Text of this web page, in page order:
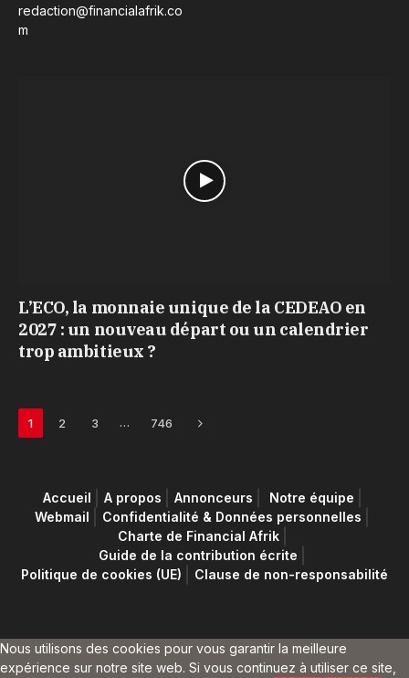
redaction@financialafrik.co
m
L’ECO, la monnaie unique de la CEDEAO en
2027 : un nouveau départ ou un calendrier
trop ambitieux ?
1 2 3 … 746 Next
Accueil A propos Annonceurs
Notre équipe
Webmail
Confidentialité & Données personnelles
Charte de Financial Afrik
Guide de la contribution écrite
Politique de cookies (UE)
Clause de non-responsabilité
Nous utilisons des cookies pour vous garantir la meilleure
expérience sur notre site web. Si vous continuez à utiliser ce site,